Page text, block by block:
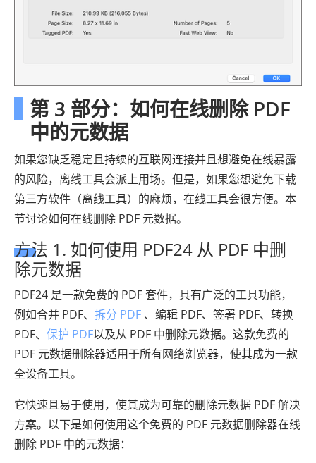
第 3 部分：如何在线删除 PDF
中的元数据
如果您缺乏稳定且持续的互联网连接并且想避免在线暴露
的风险，离线工具会派上用场。但是，如果您想避免下载
第三方软件（离线工具）的麻烦，在线工具会很方便。本
节讨论如何在线删除 PDF 元数据。
方法 1. 如何使用 PDF24 从 PDF 中删
除元数据
PDF24 是一款免费的 PDF 套件，具有广泛的工具功能，
例如合并 PDF、 拆分 PDF 、编辑 PDF、签署 PDF、转换
PDF、 保护 PDF以及从 PDF 中删除元数据。这款免费的
PDF 元数据删除器适用于所有网络浏览器，使其成为一款
全设备工具。
它快速且易于使用，使其成为可靠的删除元数据 PDF 解决
方案。以下是如何使用这个免费的 PDF 元数据删除器在线
删除 PDF 中的元数据：